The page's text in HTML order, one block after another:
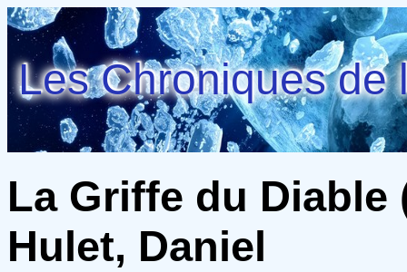
Les Chroniques de
La Griffe du Diable
Hulet, Daniel